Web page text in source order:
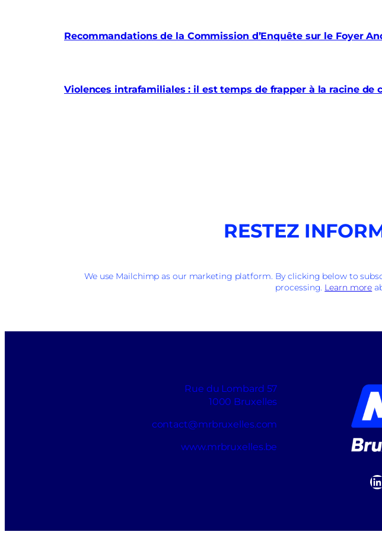
Recommandations de la Commission d’Enquête sur le Foyer
Violences intrafamiliales : il est temps de frapper à la racine de
RESTEZ
We use Mailchimp as our marketing platform. By clicking below to
processing. Learn more
Rue du Lombard 57
1000 Bruxelles
contact@mrbruxelles.com
www.mrbruxelles.be
LinkedIn